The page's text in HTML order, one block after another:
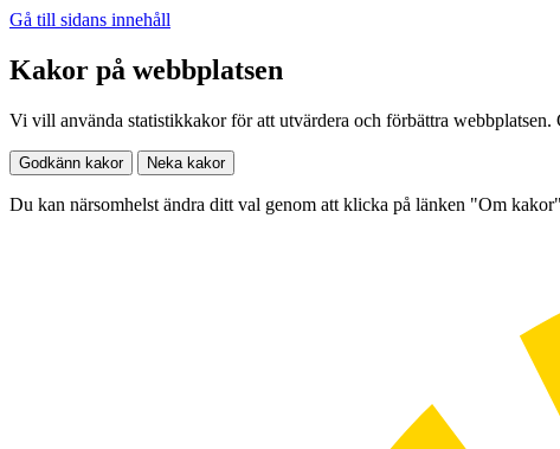
Gå till sidans innehåll
Kakor på webbplatsen
Vi vill använda statistikkakor för att utvärdera och förbättra webbplatsen.
Godkänn kakor Neka kakor
Du kan närsomhelst ändra ditt val genom att klicka på länken "Om